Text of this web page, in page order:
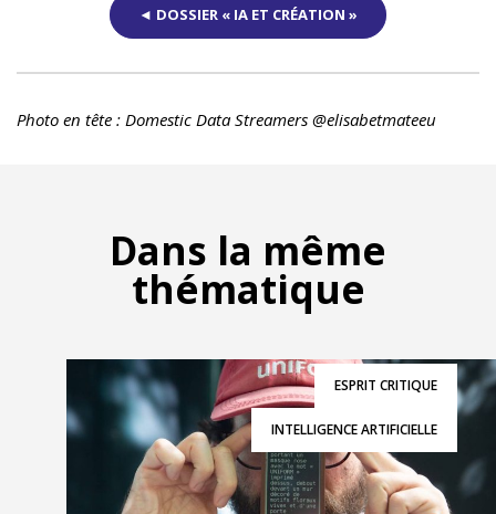
◄ DOSSIER « IA ET CRÉATION »
Photo en tête : Domestic Data Streamers @elisabetmateeu
Dans la même
thématique
ESPRIT CRITIQUE
INTELLIGENCE ARTIFICIELLE